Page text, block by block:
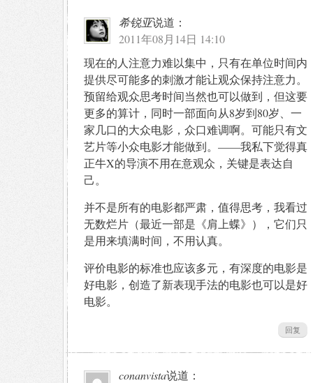
希锐亚说道：
2011年08月14日 14:10
现在的人注意力难以集中，只有在单位时间内
提供尽可能多的刺激才能让观众保持注意力。
预留给观众思考时间当然也可以做到，但这要
更多的算计，同时一部面向从8岁到80岁、一
家几口的大众电影，众口难调啊。可能只有文
艺片等小众电影才能做到。——我私下觉得真
正牛X的导演不用在意观众，关键是表达自
己。
并不是所有的电影都严肃，值得思考，我看过
无数烂片（最近一部是《肩上蝶》），它们只
是用来填满时间，不用认真。
评价电影的标准也应该多元，有深度的电影是
好电影，创造了新表现手法的电影也可以是好
电影。
回复
conanvista说道：